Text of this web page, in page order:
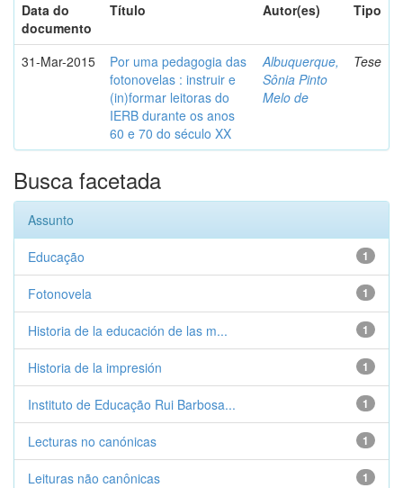
Data do
documento
Título Autor(es) Tipo
31-Mar-2015
Por uma pedagogia das
fotonovelas : instruir e
(in)formar leitoras do
IERB durante os anos
60 e 70 do século XX
Albuquerque,
Sônia Pinto
Melo de
Tese
Busca facetada
Assunto
1
Educação
1
Fotonovela
1
Historia de la educación de las m...
1
Historia de la impresión
1
Instituto de Educação Rui Barbosa...
1
Lecturas no canónicas
1
Leituras não canônicas